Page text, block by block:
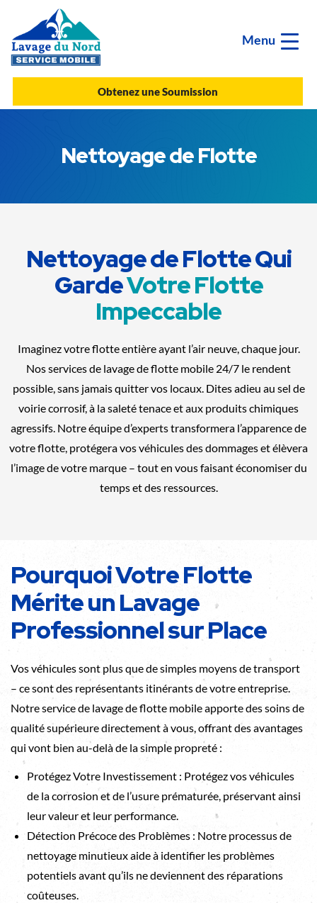
Menu
Obtenez une Soumission
Nettoyage de Flotte
Nettoyage de Flotte Qui
GardeVotre Flotte
Impeccable
Imaginez votre flotte entière ayant l’air neuve, chaque jour.
Nos services de lavage de flotte mobile 24/7 le rendent
possible, sans jamais quitter vos locaux. Dites adieu au sel de
voirie corrosif, à la saleté tenace et aux produits chimiques
agressifs. Notre équipe d’experts transformera l’apparence de
votre flotte, protégera vos véhicules des dommages et élèvera
l’image de votre marque – tout en vous faisant économiser du
temps et des ressources.
Pourquoi Votre Flotte
Mérite un Lavage
Professionnel sur Place
Vos véhicules sont plus que de simples moyens de transport
– ce sont des représentants itinérants de votre entreprise.
Notre service de lavage de flotte mobile apporte des soins de
qualité supérieure directement à vous, offrant des avantages
qui vont bien au-delà de la simple propreté :
Protégez Votre Investissement : Protégez vos véhicules
de la corrosion et de l’usure prématurée, préservant ainsi
leur valeur et leur performance.
Détection Précoce des Problèmes : Notre processus de
nettoyage minutieux aide à identifier les problèmes
potentiels avant qu’ils ne deviennent des réparations
coûteuses.